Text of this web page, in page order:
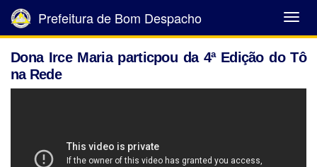
Abrir
Menu
Prefeitura de Bom Despacho
Dona Irce Maria particpou da 4ª Edição do Tô
na Rede